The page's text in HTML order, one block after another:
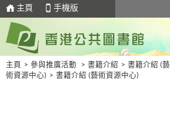
主頁 手機版
主頁 > 參與推廣活動 > 書籍介紹 > 書籍介紹 (藝
術資源中心) > 書籍介紹 (藝術資源中心)